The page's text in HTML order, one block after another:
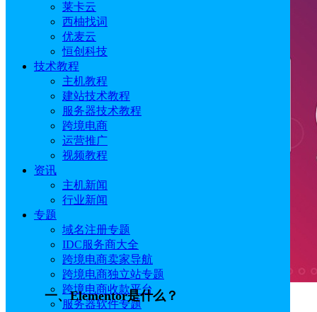
莱卡云
西柚找词
优麦云
恒创科技
技术教程
主机教程
建站技术教程
服务器技术教程
跨境电商
运营推广
视频教程
资讯
主机新闻
行业新闻
专题
域名注册专题
IDC服务商大全
跨境电商卖家导航
跨境电商独立站专题
跨境电商收款平台
服务器软件专题
一、Elementor是什么？